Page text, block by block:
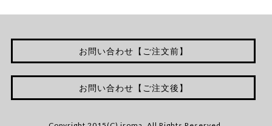
お問い合わせ【ご注文前】
お問い合わせ【ご注文後】